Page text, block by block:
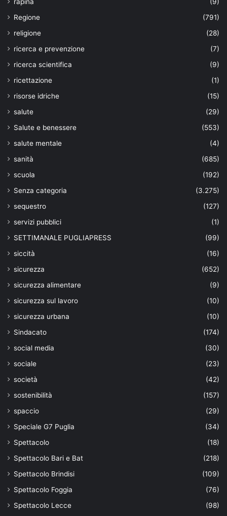
Regione
(791)
religione
(28)
ricerca e prevenzione
(7)
ricerca scientifica
(9)
ricettazione
(1)
risorse idriche
(15)
salute
(29)
Salute e benessere
(553)
salute mentale
(4)
sanità
(685)
scuola
(192)
Senza categoria
(3.275)
sequestro
(127)
servizi pubblici
(1)
SETTIMANALE PUGLIAPRESS
(99)
siccità
(16)
sicurezza
(652)
sicurezza alimentare
(9)
sicurezza sul lavoro
(10)
sicurezza urbana
(10)
Sindacato
(174)
social media
(30)
sociale
(23)
società
(42)
sostenibilità
(157)
spaccio
(29)
Speciale G7 Puglia
(34)
Spettacolo
(18)
Spettacolo Bari e Bat
(218)
Spettacolo Brindisi
(109)
Spettacolo Foggia
(76)
Spettacolo Lecce
(98)